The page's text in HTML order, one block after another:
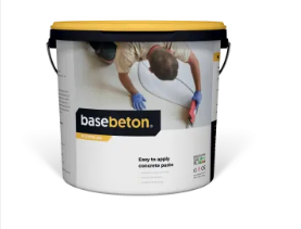
Gastronomie & Einzelhandel
Büro- und Arbeitsräume
Fitness- und Sportbereiche
Ondergrond Wande
Gebruik Innenausstattung